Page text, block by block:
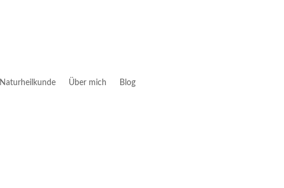
Naturheilkunde Über mich Blog